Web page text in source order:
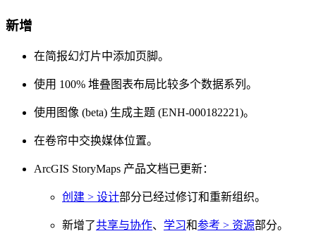
新增
在简报幻灯片中添加页脚。
使用 100% 堆叠图表布局比较多个数据系列。
使用图像 (beta) 生成主题 (ENH-000182221)。
在卷帘中交换媒体位置。
ArcGIS StoryMaps 产品文档已更新：
创建 > 设计部分已经过修订和重新组织。
新增了共享与协作、 学习和参考 > 资源部分。